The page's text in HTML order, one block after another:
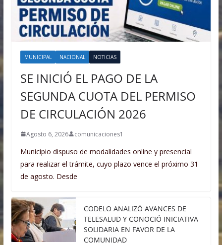
MUNICIPAL NACIONAL NOTICIAS
SE INICIÓ EL PAGO DE LA
SEGUNDA CUOTA DEL PERMISO
DE CIRCULACIÓN 2026
Agosto 6, 2026 comunicaciones1
Municipio dispuso de modalidades online y presencial
para realizar el trámite, cuyo plazo vence el próximo 31
de agosto. Desde
CODELO ANALIZÓ AVANCES DE
TELESALUD Y CONOCIÓ INICIATIVA
SOLIDARIA EN FAVOR DE LA
COMUNIDAD